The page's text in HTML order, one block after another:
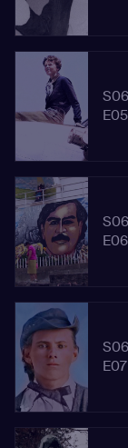
S06
E05
S06
E06
S06
E07